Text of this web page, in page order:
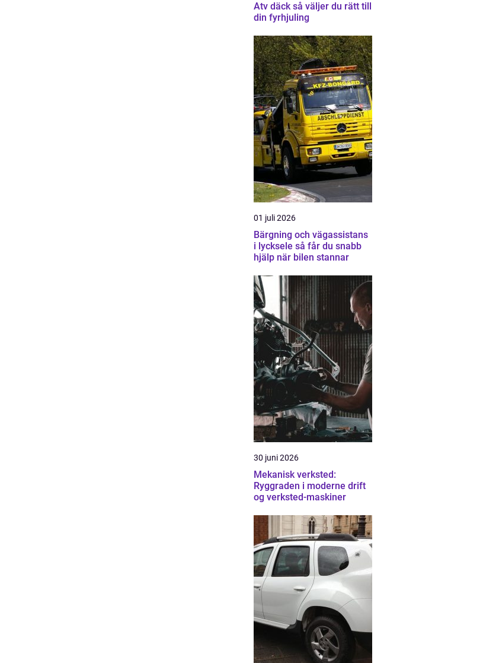
Atv däck så väljer du rätt till
din fyrhjuling
01 juli 2026
Bärgning och vägassistans
i lycksele så får du snabb
hjälp när bilen stannar
30 juni 2026
Mekanisk verksted:
Ryggraden i moderne drift
og verksted-maskiner